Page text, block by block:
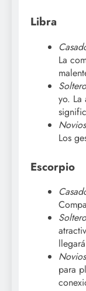
Libra
La
yo. La
Los
Escorpio
para